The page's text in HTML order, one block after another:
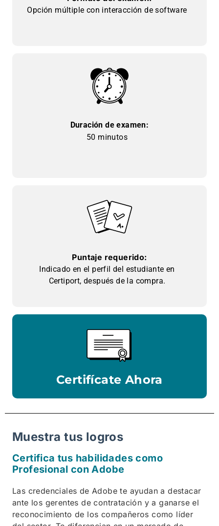
Opción múltiple con interacción de software
Duración de examen:
50 minutos
Puntaje requerido:
Indicado en el perfil del estudiante en
Certiport, después de la compra.
Certifícate Ahora
Muestra tus logros
Certifica tus habilidades como
Profesional con Adobe
Las credenciales de Adobe te ayudan a destacar
ante los gerentes de contratación y a ganarse el
reconocimiento de los compañeros como líder